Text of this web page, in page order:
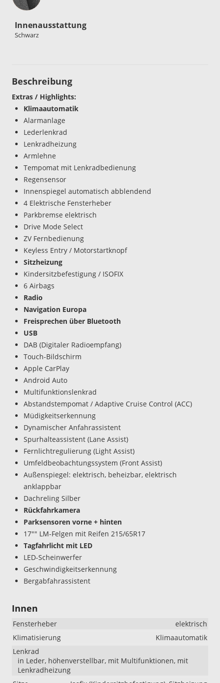
Innenausstattung
Schwarz
Beschreibung
Extras / Highlights:
Klimaautomatik
Alarmanlage
Lederlenkrad
Lenkradheizung
Armlehne
Tempomat mit Lenkradbedienung
Regensensor
Innenspiegel automatisch abblendend
4 Elektrische Fensterheber
Parkbremse elektrisch
Drive Mode Select
ZV Fernbedienung
Keyless Entry / Motorstartknopf
Sitzheizung
Kindersitzbefestigung / ISOFIX
6 Airbags
Radio
Navigation Europa
Freisprechen über Bluetooth
USB
DAB (Digitaler Radioempfang)
Touch-Bildschirm
Apple CarPlay
Android Auto
Multifunktionslenkrad
Abstandstempomat / Adaptive Cruise Control (ACC)
Müdigkeitserkennung
Dynamischer Anfahrassistent
Spurhalteassistent (Lane Assist)
Fernlichtregulierung (Light Assist)
Umfeldbeobachtungssystem (Front Assist)
Außenspiegel: elektrisch, beheizbar, elektrisch
anklappbar
Dachreling Silber
Rückfahrkamera
Parksensoren vorne + hinten
17"" LM-Felgen mit Reifen 215/65R17
Tagfahrlicht mit LED
LED-Scheinwerfer
Geschwindigkeitserkennung
Bergabfahrassistent
Innen
Fensterheber
elektrisch
Klimatisierung
Klimaautomatik
Lenkrad
in Leder, höhenverstellbar, mit Multifunktionen, mit
Lenkradheizung